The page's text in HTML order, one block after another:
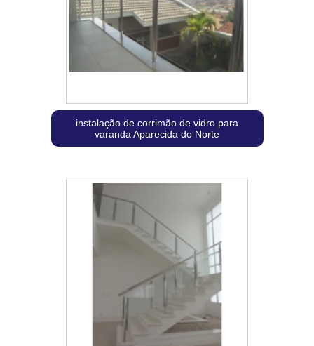
instalação de corrimão de vidro para
varanda Aparecida do Norte